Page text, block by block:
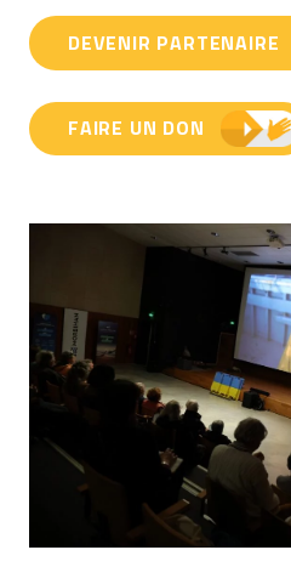
DEVENIR PARTENAIRE
FAIRE UN DON